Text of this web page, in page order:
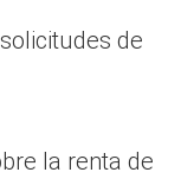
de
la renta de